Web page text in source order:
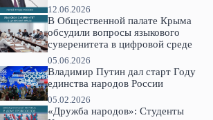
12.06.2026
В Общественной палате Крыма
обсудили вопросы языкового
суверенитета в цифровой среде
05.06.2026
Владимир Путин дал старт Году
единства народов России
05.02.2026
«Дружба народов»: Студенты